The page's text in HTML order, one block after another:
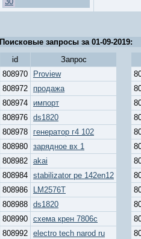
Поисковые запросы за 01-09-2019:
id
Запрос
808970
Proview
808972
продажа
808974
импорт
808976 ds1820
808978
генератор г4 102
808980 зарядное вх 1
808982 akai
808984 stabilizator pe 142en12
808986
LM2576T
808988 ds1820
808990 схема крен 7806c
808992 electro tech narod ru